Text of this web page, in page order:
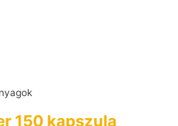
150 kapszula